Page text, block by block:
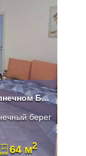
Трехкомнатный апартамент на Солнечном Берегу
берег
64 м2